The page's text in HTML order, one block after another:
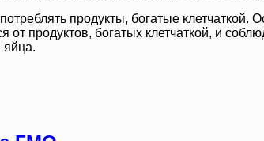
продукты, богатые
от продуктов, богатых клетчаткой, и
яйца.